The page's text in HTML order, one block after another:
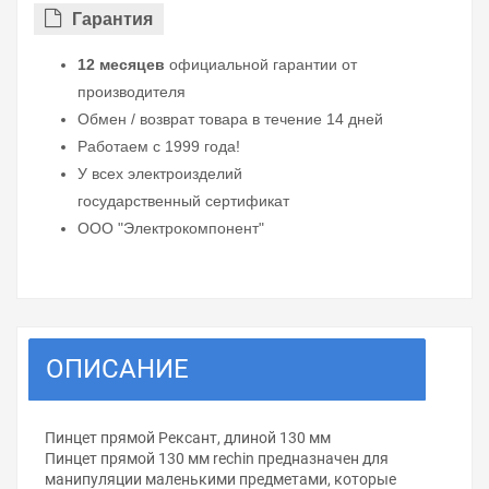
Гарантия
12 месяцев официальной гарантии от
производителя
Обмен / возврат товара в течение 14 дней
Работаем с 1999 года!
У всех электроизделий
государственный сертификат
ООО "Электрокомпонент"
ОПИСАНИЕ
Пинцет прямой Рексант, длиной 130 мм
Пинцет прямой 130 мм rechin предназначен для
манипуляции маленькими предметами, которые